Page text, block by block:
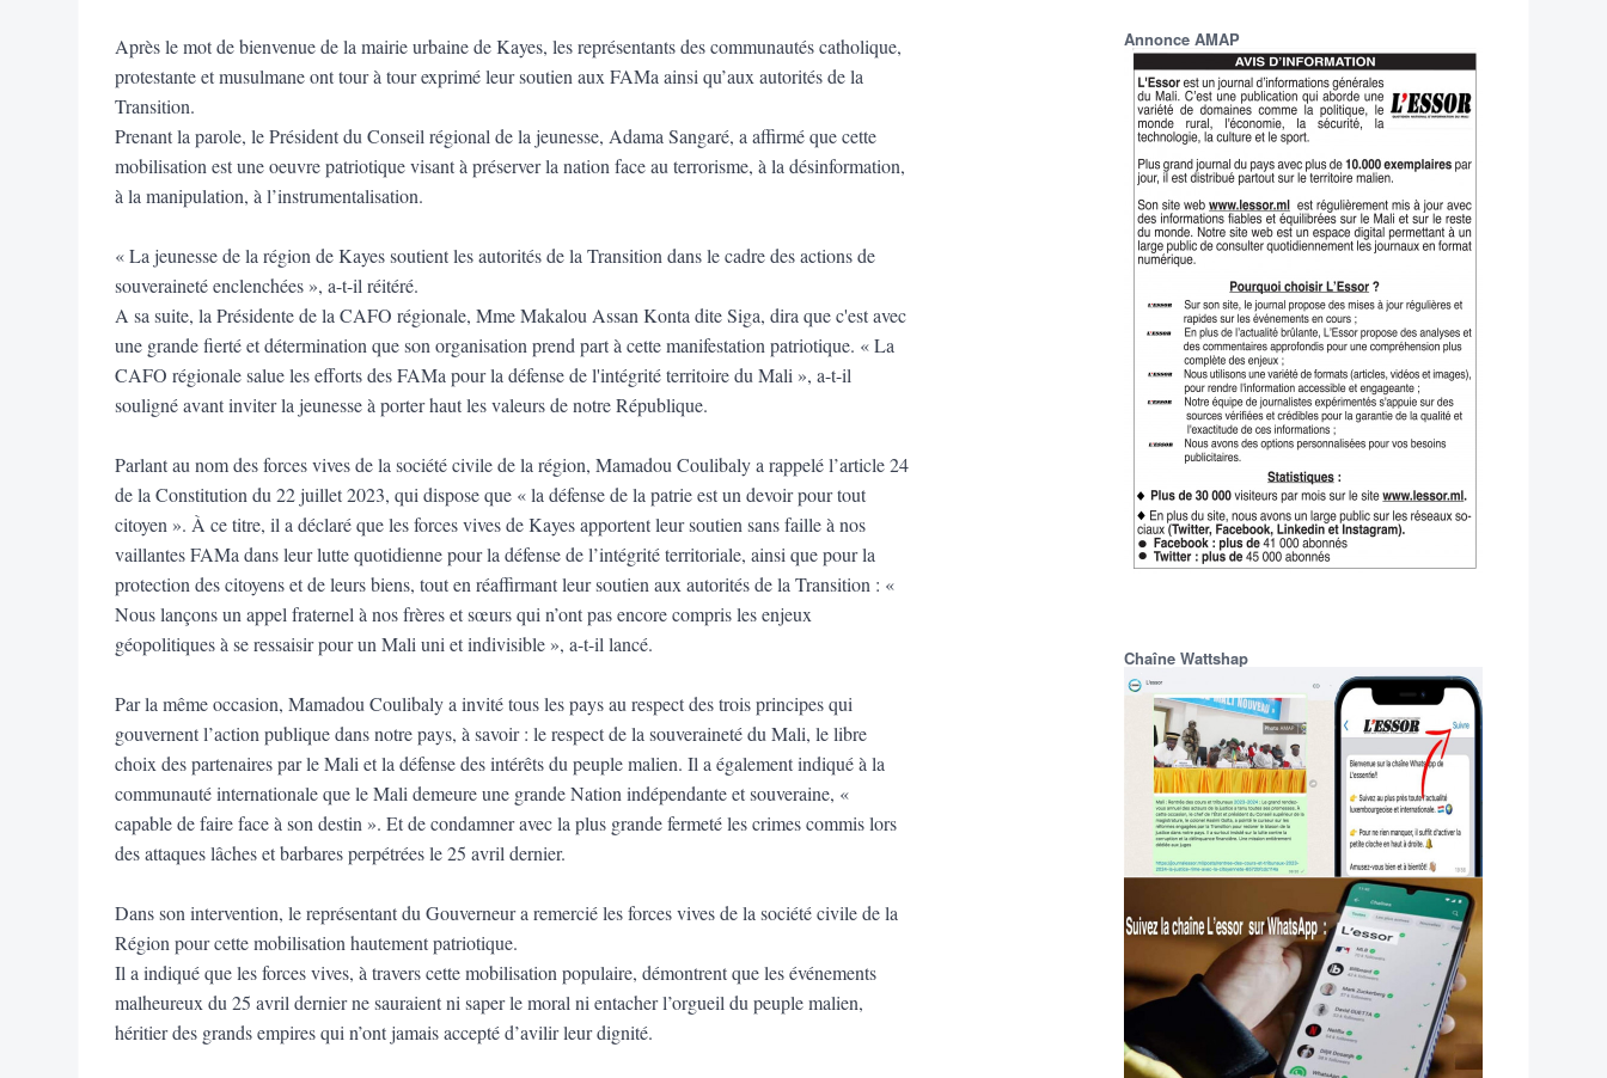
Après le mot de bienvenue de la mairie urbaine de Kayes, les représentants des communautés catholique,
protestante et musulmane ont tour à tour exprimé leur soutien aux FAMa ainsi qu’aux autorités de la
Transition.
Prenant la parole, le Président du Conseil régional de la jeunesse, Adama Sangaré, a affirmé que cette
mobilisation est une oeuvre patriotique visant à préserver la nation face au terrorisme, à la désinformation,
à la manipulation, à l’instrumentalisation.
« La jeunesse de la région de Kayes soutient les autorités de la Transition dans le cadre des actions de
souveraineté enclenchées », a-t-il réitéré.
A sa suite, la Présidente de la CAFO régionale, Mme Makalou Assan Konta dite Siga, dira que c'est avec
une grande fierté et détermination que son organisation prend part à cette manifestation patriotique. « La
CAFO régionale salue les efforts des FAMa pour la défense de l'intégrité territoire du Mali », a-t-il
souligné avant inviter la jeunesse à porter haut les valeurs de notre République.
Parlant au nom des forces vives de la société civile de la région, Mamadou Coulibaly a rappelé l’article 24
de la Constitution du 22 juillet 2023, qui dispose que « la défense de la patrie est un devoir pour tout
citoyen ». À ce titre, il a déclaré que les forces vives de Kayes apportent leur soutien sans faille à nos
vaillantes FAMa dans leur lutte quotidienne pour la défense de l’intégrité territoriale, ainsi que pour la
protection des citoyens et de leurs biens, tout en réaffirmant leur soutien aux autorités de la Transition : «
Nous lançons un appel fraternel à nos frères et sœurs qui n’ont pas encore compris les enjeux
géopolitiques à se ressaisir pour un Mali uni et indivisible », a-t-il lancé.
Par la même occasion, Mamadou Coulibaly a invité tous les pays au respect des trois principes qui
gouvernent l’action publique dans notre pays, à savoir : le respect de la souveraineté du Mali, le libre
choix des partenaires par le Mali et la défense des intérêts du peuple malien. Il a également indiqué à la
communauté internationale que le Mali demeure une grande Nation indépendante et souveraine, «
capable de faire face à son destin ». Et de condamner avec la plus grande fermeté les crimes commis lors
des attaques lâches et barbares perpétrées le 25 avril dernier.
Dans son intervention, le représentant du Gouverneur a remercié les forces vives de la société civile de la
Région pour cette mobilisation hautement patriotique.
Il a indiqué que les forces vives, à travers cette mobilisation populaire, démontrent que les événements
malheureux du 25 avril dernier ne sauraient ni saper le moral ni entacher l’orgueil du peuple malien,
héritier des grands empires qui n’ont jamais accepté d’avilir leur dignité.
Annonce AMAP
Chaîne Wattshap